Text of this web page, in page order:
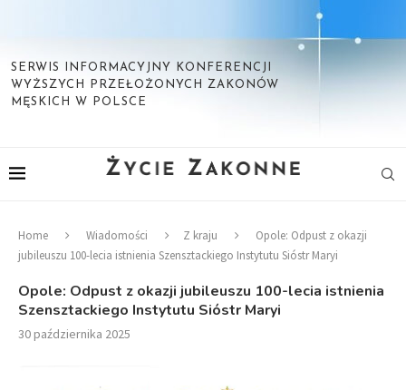
SERWIS INFORMACYJNY KONFERENCJI
WYŻSZYCH PRZEŁOŻONYCH ZAKONÓW
MĘSKICH W POLSCE
Home Wiadomości Z kraju
Opole: Odpust z okazji
jubileuszu 100-lecia istnienia Szensztackiego Instytutu Sióstr Maryi
Opole: Odpust z okazji jubileuszu 100-lecia istnienia
Szensztackiego Instytutu Sióstr Maryi
30 października 2025